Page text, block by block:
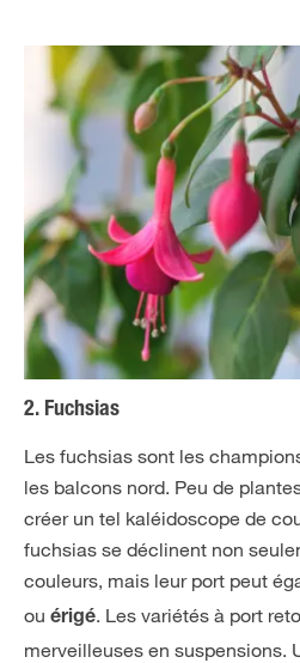
2. Fuchsias
Les fuchsias sont les
les balcons nord. Peu de
créer un tel kaléidoscope de
fuchsias se déclinent non
couleurs, mais leur port peut
ou érigé. Les variétés à port
merveilleuses en suspensions.